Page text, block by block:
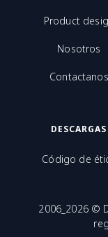
Product
Nosotros
Contactanos
DESCARGAS
Código de
2006_2026 ©